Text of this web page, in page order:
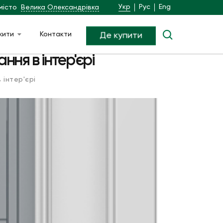
Велика Олександрівка Укр Рус Eng
Контакти Де купити
в інтер'єрі